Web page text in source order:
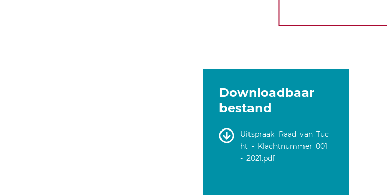
Downloadbaar
bestand
Uitspraak_Raad_van_Tuc
ht_-_Klachtnummer_001_
-_2021.pdf